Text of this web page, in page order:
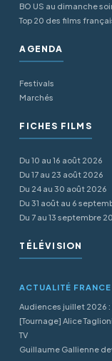
BO US au dimanche
Top 20 des films
AGENDA
Festivals
Marchés
FICHES FILMS
Du 10 au 16 août 2026
Du 17 au 23 août 2026
Du 24 au 30 août 2026
Du 31 août au 6
Du 7 au 13 septembre
TÉLÉVISION
ACTUALITÉ FRANCE
Audiences juillet 2026 :
[Tournage] Alice
TV
Guillaume Gallienne